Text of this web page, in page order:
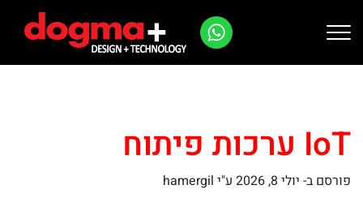
IoT ערכות פיתוח
פורסם ב- יולי 8, 2026
ע"י hamergil